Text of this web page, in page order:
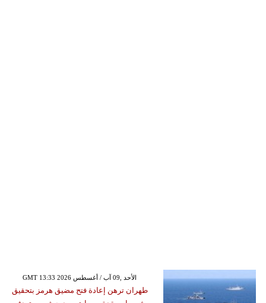
GMT 13:33 2026 الأحد ,09 آب / أغسطس
طهران ترهن إعادة فتح مضيق هرمز بتحقيق